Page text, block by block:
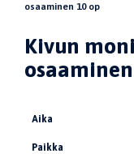
osaaminen 10 op
Kivun
Aika
Paikka